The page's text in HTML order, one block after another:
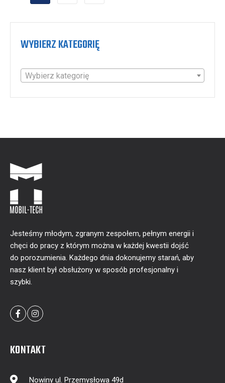
WYBIERZ KATEGORIĘ
Wybierz kategorię
Jesteśmy młodym, zgranym zespołem, pełnym energii i
chęci do pracy z którym można w każdej kwestii dojść
do porozumienia. Każdego dnia dokonujemy starań, aby
nasz klient był obsłużony w sposób profesjonalny i
szybki.
KONTAKT
Nowiny ul. Przemysłowa 49d